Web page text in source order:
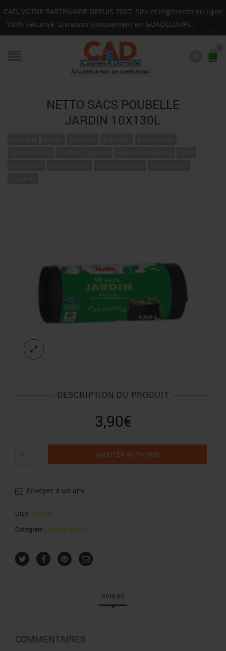
Livraison sur toute la Guadeloupe : Mardi, Jeudi,
0
NETTO SACS POUBELLE
JARDIN 10X130L
DESCRIPTION DU PRODUIT
3,90€
de
poubelle
10x130l
AJOUTER AU PANIER
Envoyer à un ami
UGS : A2428
Catégorie : Sacs poubelle
AVIS (0)
COMMENTAIRES
CAD, VOTRE PARTENAIRE DEPUIS 2007. Site et règlement en ligne
100% sécurisé. Livraison uniquement en GUADELOUPE.